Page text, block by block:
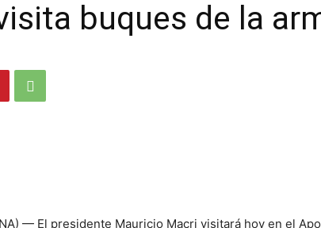
buques de la
— El presidente Mauricio Macri visitará hoy en el